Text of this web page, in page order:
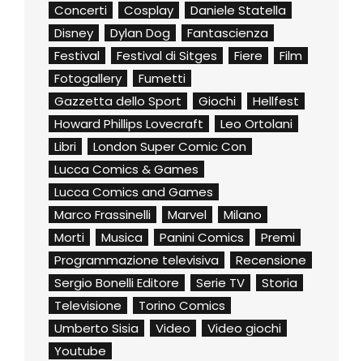
Concerti
Cosplay
Daniele Statella
Disney
Dylan Dog
Fantascienza
Festival
Festival di Sitges Fiere
Film
Fotogallery
Fumetti
Gazzetta dello Sport
Giochi
Hellfest
Howard Phillips Lovecraft
Leo Ortolani
Libri
London Super Comic Con
Lucca Comics & Games
Lucca Comics and Games
Marco Frassinelli
Marvel
Milano
Morti
Musica Panini Comics
Premi
Programmazione televisiva
Recensione
Sergio Bonelli Editore
Serie TV
Storia
Televisione
Torino Comics
Umberto Sisia
Video
Video giochi
Youtube